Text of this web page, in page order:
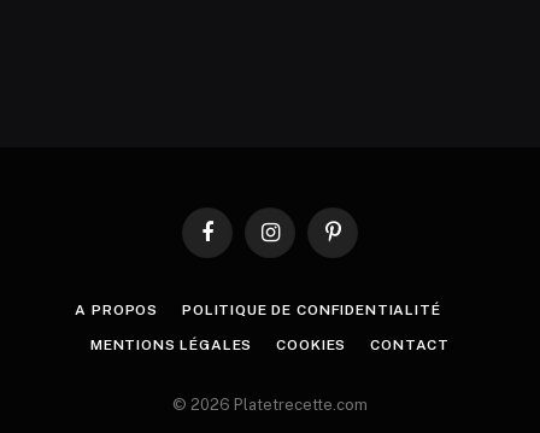
FacebookInstagramPinterest
A PROPOS POLITIQUE DE CONFIDENTIALITÉ
MENTIONS LÉGALES COOKIES CONTACT
© 2026 Platetrecette.com